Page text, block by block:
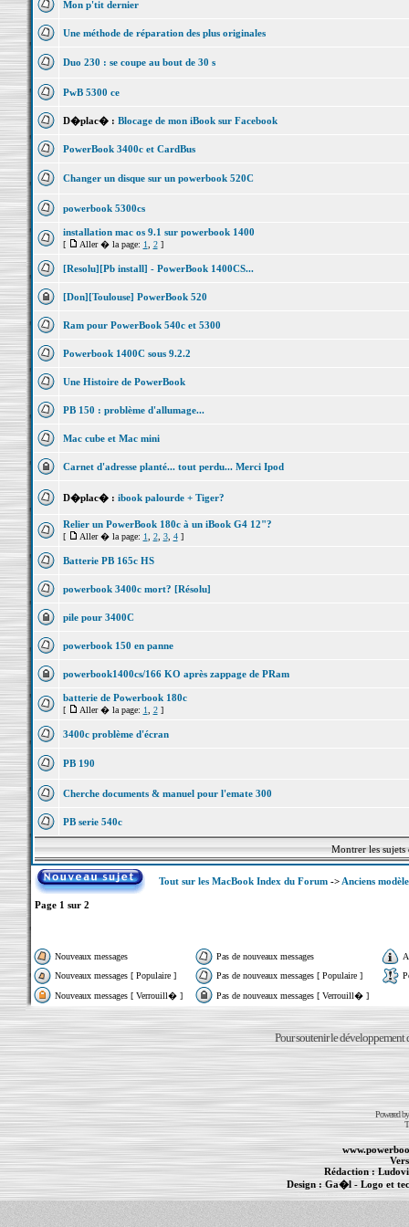
Mon p'tit dernier
Une méthode de réparation des plus originales
Duo 230 : se coupe au bout de 30 s
PwB 5300 ce
D�plac� : Blocage de mon iBook sur Facebook
PowerBook 3400c et CardBus
Changer un disque sur un powerbook 520C
powerbook 5300cs
installation mac os 9.1 sur powerbook 1400
[ Aller � la page: 1 2]
[Resolu][Pb install] - PowerBook 1400CS...
[Don][Toulouse] PowerBook 520
Ram pour PowerBook 540c et 5300
Powerbook 1400C sous 9.2.2
Une Histoire de PowerBook
PB 150 : problème d'allumage...
Mac cube et Mac mini
Carnet d'adresse planté... tout perdu... Merci Ipod
D�plac� : ibook palourde + Tiger?
Relier un PowerBook 180c à un iBook G4 12"?
[ Aller � la page: 1 2, 3, 4]
Batterie PB 165c HS
powerbook 3400c mort? [Résolu]
pile pour 3400C
powerbook 150 en panne
powerbook1400cs/166 KO après zappage de PRam
batterie de Powerbook 180c
[ Aller � la page: 1 2]
3400c problème d'écran
PB 190
Cherche documents & manuel pour l'emate 300
PB serie 540c
Montrer les
Tout sur les MacBook Index du Forum-> Anciens
Page 1 sur 2
Nouveaux messages Pas de nouveaux messages
Nouveaux messages [ Populaire ]
Pas de nouveaux messages [ Populaire ]
Nouveaux messages [ Verrouill� ]
Pas de nouveaux messages [ Verrouill� ]
Pour soutenir le développement
Powered
Rédaction :
Design :Ga�l- Logo et
Informations : PowerBook - MacBook Pro